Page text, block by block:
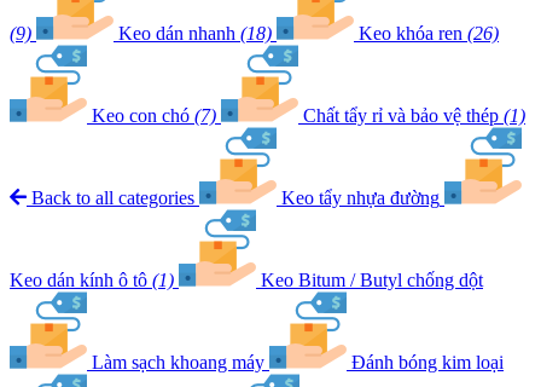
(9) Keo dán nhanh (18) Keo khóa ren (26)
Keo con chó (7) Chất tẩy rỉ và bảo vệ thép (1)
Back to all categories Keo tẩy nhựa đường
Keo dán kính ô tô (1) Keo Bitum / Butyl chống dột
Làm sạch khoang máy Đánh bóng kim loại